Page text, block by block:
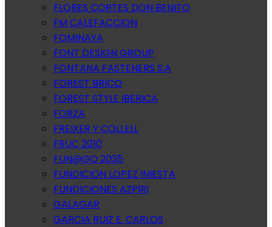
FLORES CORTES DON BENITO
FM CALEFACCION
FOMINAYA
FONT DESIGN GROUP
FONTANA FASTENERS S.A
FOREST BRICO
FOREST STYLE IBERICA
FORZA
FREIXER Y COLLELL
FRUC 2010
FUN@GO 2035
FUNDICION LOPEZ INIESTA
FUNDICIONES AZPIRI
GALAGAR
GARCIA RUIZ E. CARLOS